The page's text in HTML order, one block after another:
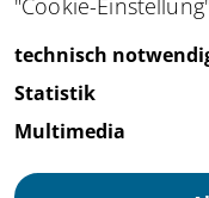
Gefördert vom:
"Cookie-
technisch
Statistik
Multimedia